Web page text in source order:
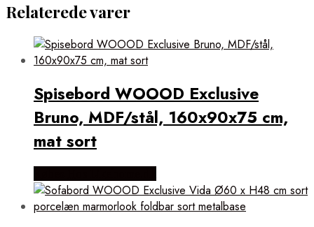
Relaterede varer
Spisebord WOOOD Exclusive
Bruno, MDF/stål, 160x90x75 cm,
mat sort